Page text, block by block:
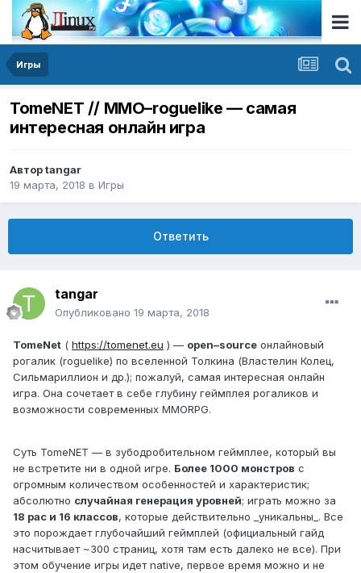
Игры
TomeNET // MMO–roguelike — самая
интересная онлайн игра
Авторtangar
19 марта, 2018 в Игры
Ответить
tangar
Опубликовано 19 марта, 2018
TomeNet ( https://tomenet.eu ) — open–source онлайновый
рогалик (roguelike) по вселенной Толкина (Властелин Колец,
Сильмариллион и др.); пожалуй, самая интересная онлайн
игра. Она сочетает в себе глубину геймплея рогаликов и
возможности современных MMORPG.
Суть TomeNET — в зубодробительном геймплее, который вы
не встретите ни в одной игре. Более 1000 монстров с
огромным количеством особенностей и характеристик;
абсолютно случайная генерация уровней; играть можно за
18 рас и 16 классов, которые действительно _уникальны_. Все
это порождает глубочайший геймплей (официальный гайд
насчитывает ~300 страниц, хотя там есть далеко не все). При
этом обучение игры идет native, первое время можно и не